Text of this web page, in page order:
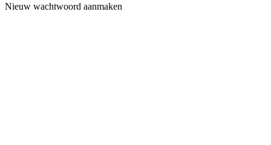
Nieuw wachtwoord aanmaken